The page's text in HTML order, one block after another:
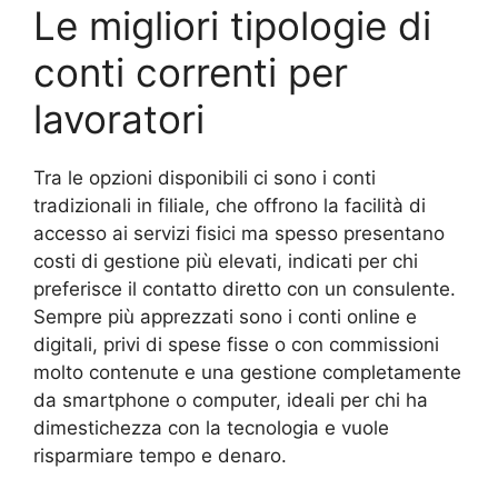
Le migliori tipologie di
conti correnti per
lavoratori
Tra le opzioni disponibili ci sono i conti
tradizionali in filiale, che offrono la facilità di
accesso ai servizi fisici ma spesso presentano
costi di gestione più elevati, indicati per chi
preferisce il contatto diretto con un consulente.
Sempre più apprezzati sono i conti online e
digitali, privi di spese fisse o con commissioni
molto contenute e una gestione completamente
da smartphone o computer, ideali per chi ha
dimestichezza con la tecnologia e vuole
risparmiare tempo e denaro.